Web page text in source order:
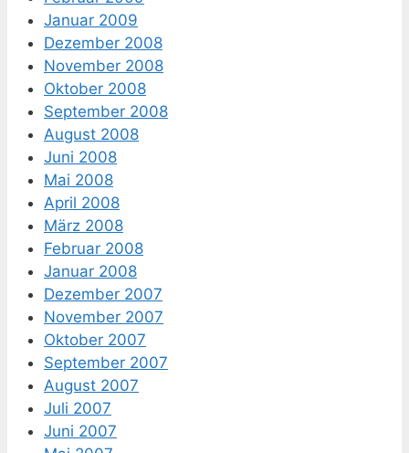
Januar 2009
Dezember 2008
November 2008
Oktober 2008
September 2008
August 2008
Juni 2008
Mai 2008
April 2008
März 2008
Februar 2008
Januar 2008
Dezember 2007
November 2007
Oktober 2007
September 2007
August 2007
Juli 2007
Juni 2007